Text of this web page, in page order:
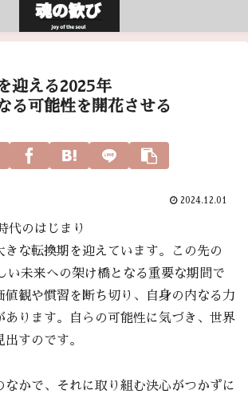
迎える2025年
る可能性を開花させる
2024.12.01
代のはじまり
きな転換期を迎えています。この先の
い未来への架け橋となる重要な期間で
値観や慣習を断ち切り、自身の内なる力
あります。自らの可能性に気づき、世界
すのです。
なかで、それに取り組む決心がつかずに